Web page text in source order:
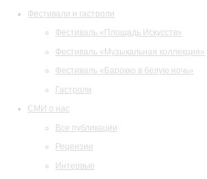
Фестивали и гастроли
Фестиваль «Площадь Искусств»
Фестиваль «Музыкальная коллекция»
Фестиваль «Барокко в белую ночь»
Гастроли
СМИ о нас
Все публикации
Рецензии
Интервью